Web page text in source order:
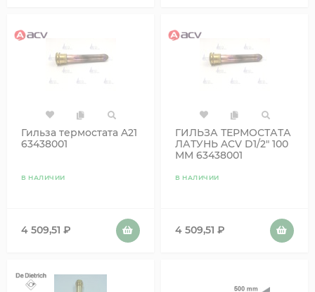
Гильза термостата A21
63438001
В НАЛИЧИИ
4 509,51 ₽
ГИЛЬЗА ТЕРМОСТАТА
ЛАТУНЬ ACV D1/2" 100
ММ 63438001
В НАЛИЧИИ
4 509,51 ₽